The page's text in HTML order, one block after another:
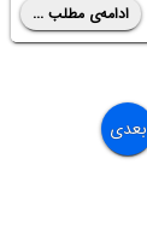
ادامه‌ی مطلب ...
بعدی